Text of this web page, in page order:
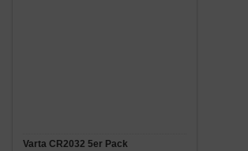
Varta CR2032 5er Pack